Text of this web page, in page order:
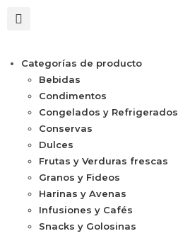
Categorías de producto
Bebidas
Condimentos
Congelados y Refrigerados
Conservas
Dulces
Frutas y Verduras frescas
Granos y Fideos
Harinas y Avenas
Infusiones y Cafés
Snacks y Golosinas